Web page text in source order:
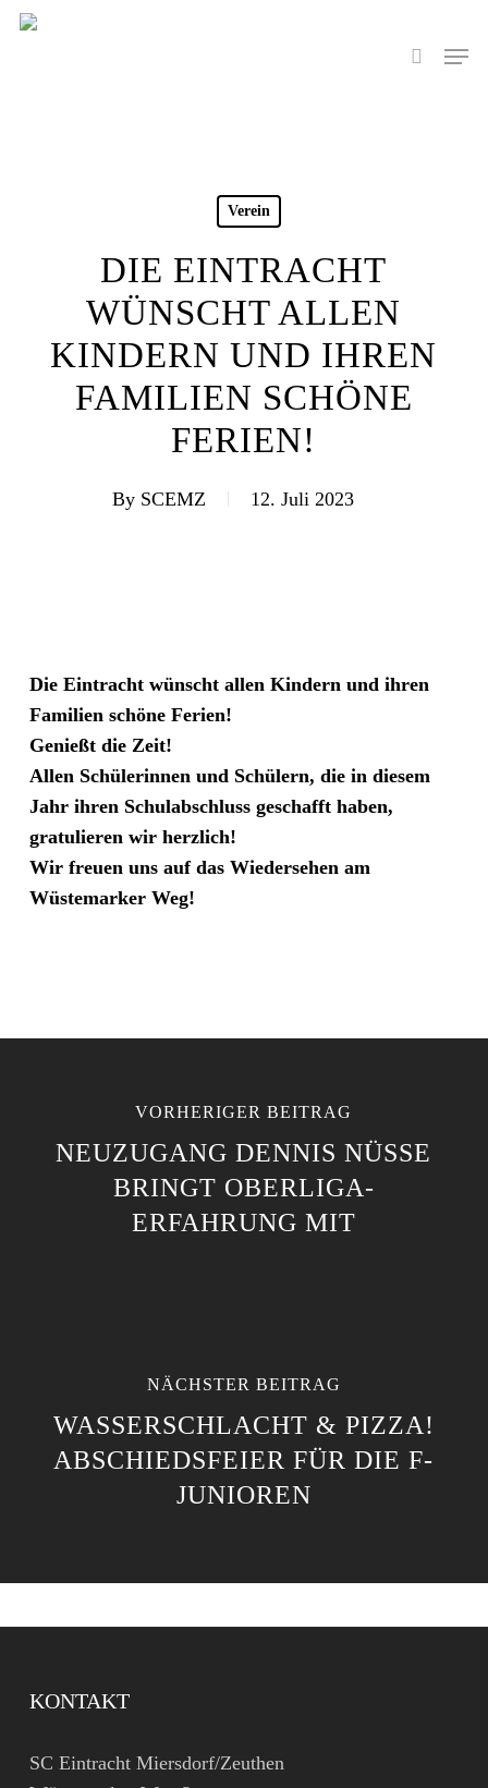
Skip
search
Menu
Verein
DIE EINTRACHT
WÜNSCHT ALLEN
KINDERN UND IHREN
FAMILIEN SCHÖNE
FERIEN!
By SCEMZ 12. Juli 2023
Die Eintracht wünscht allen Kindern und ihren
Familien schöne Ferien!
Genießt die Zeit!
Allen Schülerinnen und Schülern, die in diesem
Jahr ihren Schulabschluss geschafft haben,
gratulieren wir herzlich!
Wir freuen uns auf das Wiedersehen am
Wüstemarker Weg!
VORHERIGER BEITRAG
NEUZUGANG DENNIS NÜSSE
BRINGT OBERLIGA-
ERFAHRUNG MIT
NÄCHSTER BEITRAG
WASSERSCHLACHT & PIZZA!
ABSCHIEDSFEIER FÜR DIE F-
JUNIOREN
KONTAKT
SC Eintracht Miersdorf/Zeuthen